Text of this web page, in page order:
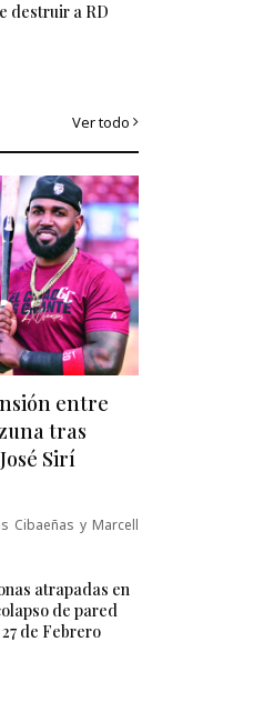
destruir a RD
Ver todo
entre
tras
Sirí
Cibaeñas y Marcell
atrapadas en
de pared
de Febrero